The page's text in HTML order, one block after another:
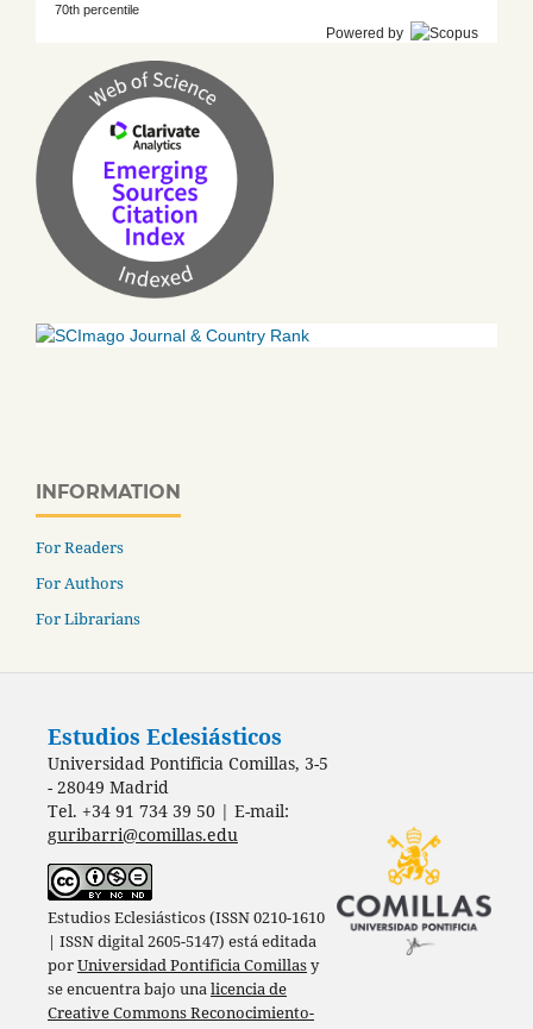
70th percentile
Powered by
INFORMATION
For Readers
For Authors
For Librarians
Estudios Eclesiásticos
Universidad Pontificia Comillas, 3-5
- 28049 Madrid
Tel. +34 91 734 39 50 | E-mail:
guribarri@comillas.edu
Estudios Eclesiásticos (ISSN 0210-1610
| ISSN digital 2605-5147) está editada
porUniversidad Pontificia Comillasy
se encuentra bajo unalicencia de
Creative Commons Reconocimiento-